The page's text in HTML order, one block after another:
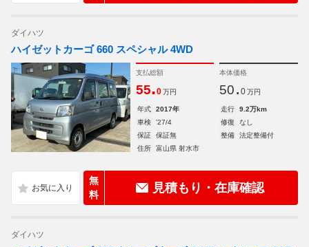
ダイハツ
ハイゼットカーゴ 660 スペシャル 4WD
支払総額
55.0 万円
本体価格
50. 0 万円
年式 2017年 走行
9.2万km
車検
'27/4 修復
なし
保証
保証無 整備
法定整備付
住所
富山県 射水市
無
料
見積もり・在庫確認
ダイハツ